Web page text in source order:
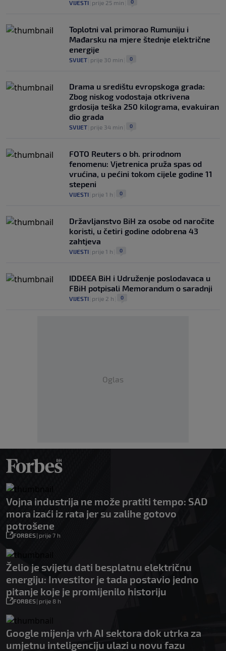
VIJESTI prije 25 min 0
Toplotni val primorao Rumuniju i
Mađarsku na mjere štednje električne
energije
SVIJET prije 30 min 0
Drama u središtu evropskoga grada:
Zbog niskog vodostaja otkrivena
grdosija teška 250 kilograma, evakuiran
dio grada
SVIJET prije 34 min 0
FOTO Reuters o bh. prirodnom
fenomenu: Vjetrenica pruža spas od
vrućina, u pećini tokom cijele godine 11
stepeni
VIJESTI prije 1 h 0
Državljanstvo BiH za osobe od naročite
koristi, u četiri godine odobrena 43
zahtjeva
VIJESTI prije 1 h 0
IDDEEA BiH i Udruženje poslodavaca u
FBiH potpisali Memorandum o saradnji
VIJESTI prije 2 h 0
Oglas
Vojna industrija ne može pratiti tempo: SAD
mora izaći iz rata jer su zalihe gotovo
potrošene
FORBES| prije 7 h
Želio je svijetu dati besplatnu električnu
energiju: Investitor je tada postavio jedno
pitanje koje je promijenilo historiju
FORBES| prije 8 h
Google mijenja vrh AI sektora dok utrka za
umjetnu inteligenciju ulazi u novu fazu